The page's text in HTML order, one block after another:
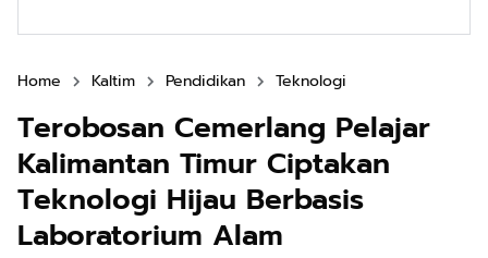
Home Kaltim Pendidikan Teknologi
Terobosan Cemerlang Pelajar
Kalimantan Timur Ciptakan
Teknologi Hijau Berbasis
Laboratorium Alam